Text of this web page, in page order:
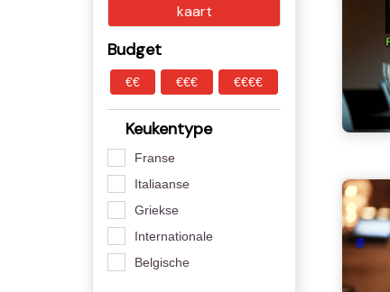
kaart
Budget
€€ €€€ €€€€
Keukentype
Franse
Italiaanse
Griekse
Internationale
Belgische